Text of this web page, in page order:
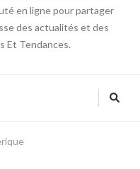
en ligne pour partager
des actualités et des
Et Tendances.